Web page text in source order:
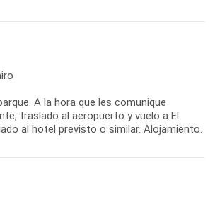
A la hora que les comunique
traslado al aeropuerto y vuelo a El
al hotel previsto o similar. Alojamiento.